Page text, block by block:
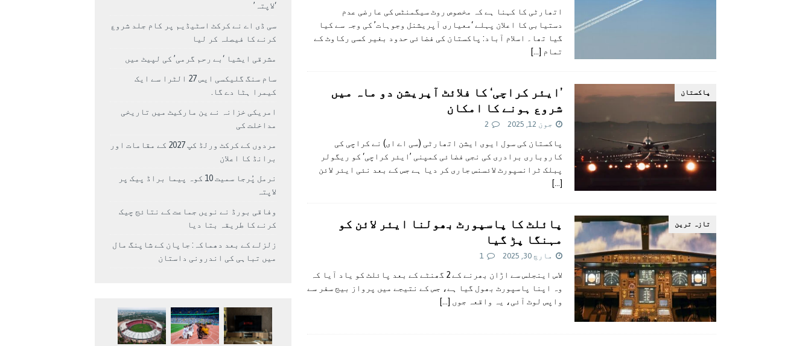
اتھارٹی کا کہنا ہے کہ مخصوص روٹ سیگمنٹس کی عارضی عدم
دستیابی کا اعلان پہلے ‘معیاری آپریشنل وجوہات’ کی وجہ سے کیا
گیا تھا۔ اسلام آباد: پاکستان کی فضائی حدود بغیر کسی رکاوٹ کے
تمام […]
پاکستان
’ایئر کراچی‘ کا فلائٹ آپریشن دو ماہ میں
شروع ہونے کا امکان
جون 12, 2025 2
پاکستان کی سول ایوی ایشن اتھارٹی (سی اے ای) نے کراچی کی
کاروباری برادری کی نجی فضائی کمپنی ’ایئر کراچی‘ کو ریگولر
پبلک ٹرانسپورٹ لائسنس جاری کر دیا ہے جس کے بعد نئی ایئر لائن
[…]
تازہ ترين
پائلٹ کا پاسپورٹ بھولنا ایئر لائن کو
مہنگا پڑ گیا
مارچ 30, 2025 1
لاس اینجلس سے اڑان بھرنے کے 2 گھنٹے کے بعد پائلٹ کو یاد آیا کہ
وہ اپنا پاسپورٹ بھول گیا ہے، جس کے نتیجے میں پرواز بیج سفر سے
واپس لوٹ آئی، یہ واقعہ جوں […]
‘لاپتہ’
سی ڈی اے نے کرکٹ اسٹیڈیم پر کام جلد شروع
کرنے کا فیصلہ کر لیا
مشرقی ایشیا ‘بے رحم گرمی’ کی لپیٹ میں
سام سنگ گلیکسی ایس 27 الٹرا سے ایک
کیمرا ہٹا دے گا.
امریکی خزانہ نے ین مارکیٹ میں تاریخی
مداخلت کی
مردوں کے کرکٹ ورلڈ کپ 2027 کے مقامات اور
برانڈ کا اعلان
نرمل پُرجا سمیت 10 کوہ پیما براڈ پیک پر
لاپتہ
وفاقی بورڈ نے نویں جماعت کے نتائج چیک
کرنے کا طریقہ بتا دیا
زلزلے کے بعد دھماکہ: جاپان کے شاپنگ مال
میں تباہی کی اندرونی داستان